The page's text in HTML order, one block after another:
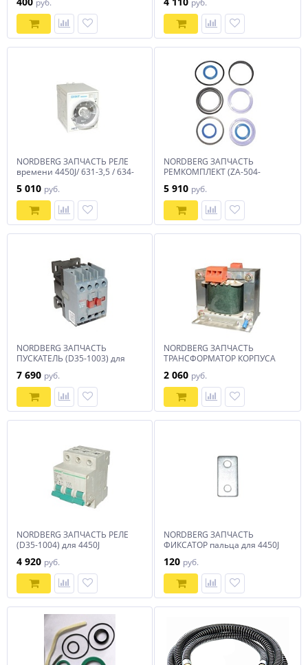
руб. руб.
NORDBERG ЗАПЧАСТЬ РЕЛЕ
времени 4450J/ 631-3,5 / 634-
5 010 руб.
NORDBERG ЗАПЧАСТЬ
РЕМКОМПЛЕКТ (ZA-504-
5 910 руб.
NORDBERG ЗАПЧАСТЬ
ПУСКАТЕЛЬ (D35-1003) для
7 690 руб.
NORDBERG ЗАПЧАСТЬ
ТРАНСФОРМАТОР КОРПУСА
4450J
2 060 руб.
NORDBERG ЗАПЧАСТЬ РЕЛЕ
(D35-1004) для 4450J
4 920 руб.
NORDBERG ЗАПЧАСТЬ
ФИКСАТОР пальца для 4450J
120 руб.